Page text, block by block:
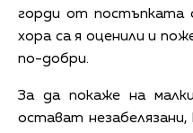
горди от постъпката
хора са я оценили и
по-добри.
За да покаже на
остават